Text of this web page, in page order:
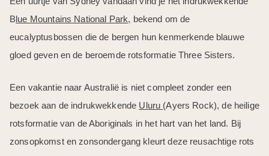
Blue Mountains National Park, bekend om de
eucalyptusbossen die de bergen hun kenmerkende blauwe
gloed geven en de beroemde rotsformatie Three Sisters.
Een vakantie naar Australië is niet compleet zonder een
bezoek aan de indrukwekkende Uluru (Ayers Rock), de heilige
rotsformatie van de Aboriginals in het hart van het land. Bij
zonsopkomst en zonsondergang kleurt deze reusachtige rots